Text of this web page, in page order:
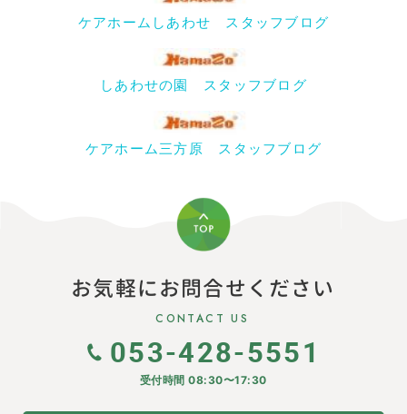
ケアホームしあわせ スタッフブログ
しあわせの園 スタッフブログ
ケアホーム三方原 スタッフブログ
お気軽にお問合せください
CONTACT US
053-428-5551
受付時間 08:30〜17:30